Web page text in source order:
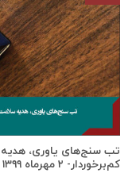
تب سنج‌های یاوری، هدیه
کم‌برخوردار- ۲ مهرماه ۱۳۹۹